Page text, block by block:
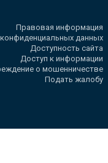
Правовая информация
данных
Доступность сайта
Доступ к информации
о мошенничестве
Подать жалобу